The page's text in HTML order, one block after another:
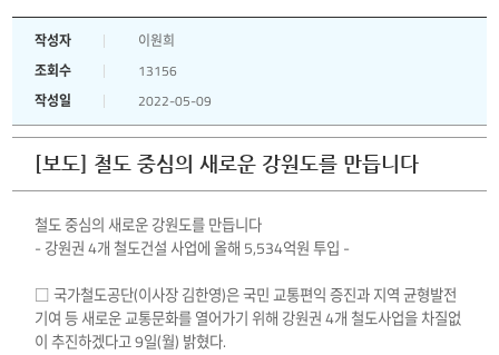
기
작성자
이원희
조회수
13156
작성일
2022-05-09
[보도] 철도 중심의 새로운 강원도를 만듭니다
철도 중심의 새로운 강원도를 만듭니다
- 강원권 4개 철도건설 사업에 올해 5,534억원 투입 -
□ 국가철도공단(이사장 김한영)은 국민 교통편익 증진과 지역 균형발전
기여 등 새로운 교통문화를 열어가기 위해 강원권 4개 철도사업을 차질없
이 추진하겠다고 9일(월) 밝혔다.